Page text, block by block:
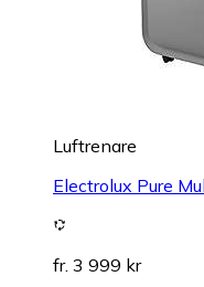
Luftrenare
Electrolux Pure
fr. 3 999 kr